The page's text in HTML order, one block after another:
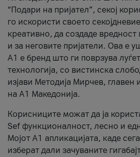
“Подари на пријател”, секој
го искористи своето
креативно, да создаде вредност
и за неговите пријатели. Ова е
А1 е бренд што ги поврзува
технологија, со вистинска
изјави Методија Мирчев,
на А1 Македонија.
Корисниците можат да ја
Sef функционалност, лесно и
Мојот А1 апликацијата, каде
изберат дали зачуваните